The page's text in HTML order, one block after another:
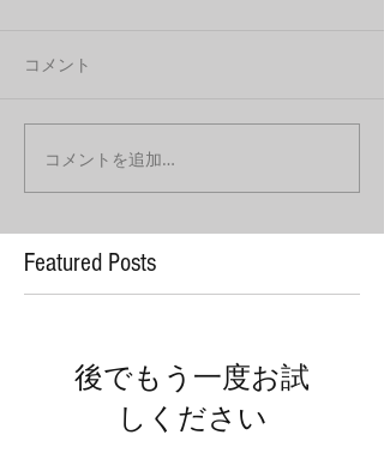
コメント
コメントを追加…
Featured Posts
後でもう一度お試
しください